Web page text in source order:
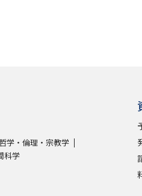
学・倫理・宗教学
科学